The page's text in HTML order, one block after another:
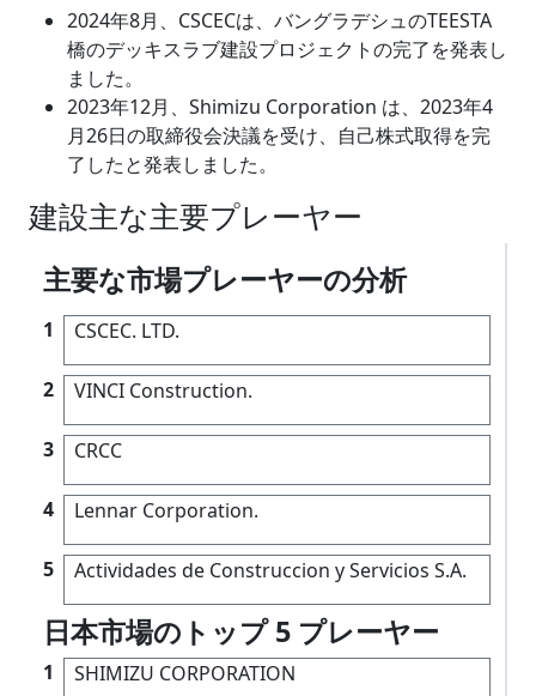
2024年8月、CSCECは、バングラデシュのTEESTA
橋のデッキスラブ建設プロジェクトの完了を発表し
ました。
2023年12月、Shimizu Corporation は、2023年4
月26日の取締役会決議を受け、自己株式取得を完
了したと発表しました。
建設主な主要プレーヤー
主要な市場プレーヤーの分析
1 CSCEC. LTD.
2 VINCI Construction.
3 CRCC
4 Lennar Corporation.
5 Actividades de Construccion y Servicios S.A.
日本市場のトップ 5 プレーヤー
1 SHIMIZU CORPORATION